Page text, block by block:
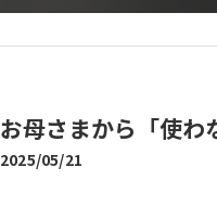
お母さまから「使わ
2025/05/21